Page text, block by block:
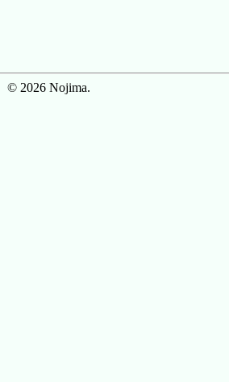
© 2026 Nojima.